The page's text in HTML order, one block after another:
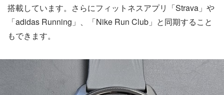
搭載しています。さらにフィットネスアプリ「Strava」や
「adidas Running」、「Nike Run Club」と同期すること
もできます。